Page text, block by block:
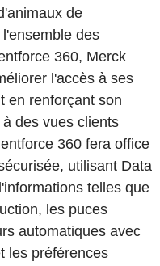
de
des
360, Merck
l'accès à ses
en renforçant son
des vues clients
360 fera office
utilisant Data
telles que
les puces
automatiques avec
les préférences